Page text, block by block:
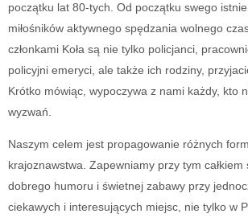
początku lat 80-tych. Od początku swego
miłośników aktywnego spędzania wolnego
członkami Koła są nie tylko policjanci,
policyjni emeryci, ale także ich rodziny,
Krótko mówiąc, wypoczywa z nami każdy, kto
wyzwań.
Naszym celem jest propagowanie różnych
krajoznawstwa. Zapewniamy przy tym całkiem
dobrego humoru i świetnej zabawy przy
ciekawych i interesujących miejsc, nie tylko w